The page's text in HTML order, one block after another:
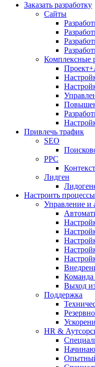
Заказать разработку
Сайты
Комплексные
Привлечь трафик
SEO
PPC
Лидген
Настроить процессы
Управление и
Выход
Поддержка
HR &